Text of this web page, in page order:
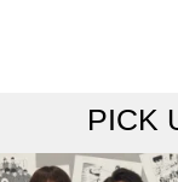
PICK